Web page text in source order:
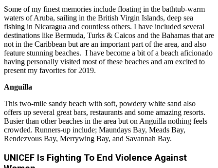
Some of my finest memories include floating in the bathtub-warm
waters of Aruba, sailing in the British Virgin Islands, deep sea
fishing in Nicaragua and countless others. I have included several
destinations like Bermuda, Turks & Caicos and the Bahamas that are
not in the Caribbean but are an important part of the area, and also
feature stunning beaches. I have become a bit of a beach aficionado
having personally visited most of these beaches and am excited to
present my favorites for 2019.
Anguilla
This two-mile sandy beach with soft, powdery white sand also
offers up several great bars, restaurants and some amazing resorts.
Busier than other beaches in the area but on Anguilla nothing feels
crowded. Runners-up include; Maundays Bay, Meads Bay,
Rendezvous Bay, Merrywing Bay, and Savannah Bay.
UNICEF Is Fighting To End Violence Against